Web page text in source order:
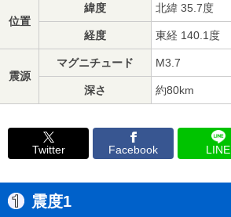
位置
緯度 北緯 35.7度
経度 東経 140.1度
震源
マグニチュード M3.7
深さ 約80km
Twitter Facebook LINE
震度1